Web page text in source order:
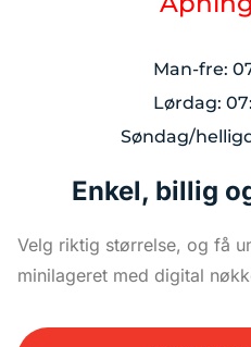
Man-fre:
Lørdag:
Søndag/
Enkel, billig
Velg riktig størrelse, og få
minilageret med digital